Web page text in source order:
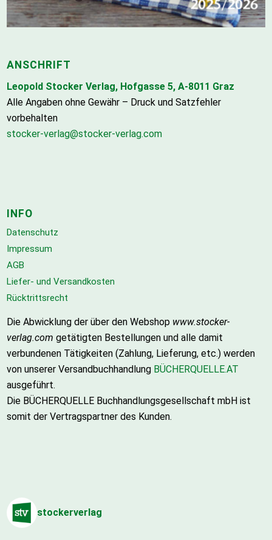
ANSCHRIFT
Leopold Stocker Verlag, Hofgasse 5, A-8011 Graz
Alle Angaben ohne Gewähr – Druck und Satzfehler
vorbehalten
stocker-verlag@stocker-verlag.com
INFO
Datenschutz
Impressum
AGB
Liefer- und Versandkosten
Rücktrittsrecht
Die Abwicklung der über den Webshop www.stocker-
verlag.com getätigten Bestellungen und alle damit
verbundenen Tätigkeiten (Zahlung, Lieferung, etc.) werden
von unserer Versandbuchhandlung BÜCHERQUELLE.AT
ausgeführt.
Die BÜCHERQUELLE Buchhandlungsgesellschaft mbH ist
somit der Vertragspartner des Kunden.
stockerverlag